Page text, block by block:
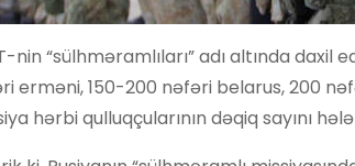
nin “sülhməramlıları” adı altında
erməni, 150-200 nəfəri belarus, 200
hərbi qulluqçularının dəqiq sayını